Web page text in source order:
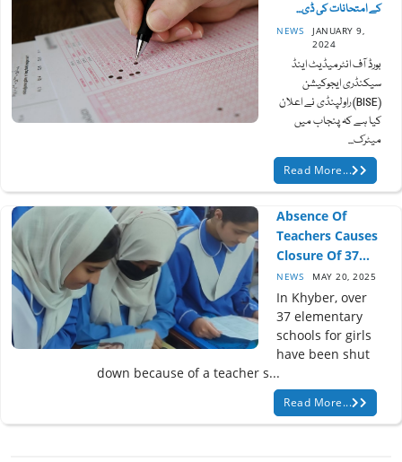
کے امتحانات کی ڈی...
NEWS
JANUARY 9,
2024
بورڈ آف انٹرمیڈیٹ اینڈ
سیکنڈری ایجوکیشن
(BISE) راولپنڈی نے اعلان
کیا ہے کہ پنجاب میں
میٹرک...
Read More...
Absence Of
Teachers Causes
Closure Of 37...
NEWS MAY 20, 2025
In Khyber, over
37 elementary
schools for girls
have been shut
down because of a teacher s...
Read More...